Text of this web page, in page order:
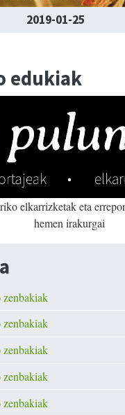
2019-01-25
edukiak
elkarrizketak eta
hemen irakurgai